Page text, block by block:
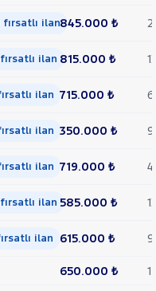
fırsatlı ilan845.000 ₺
ilan 815.000 ₺
ilan 715.000 ₺ 6
ilan 350.000 ₺ 9
ilan 719.000 ₺ 4
ilan 585.000 ₺
ilan 615.000 ₺ 9
650.000 ₺
1